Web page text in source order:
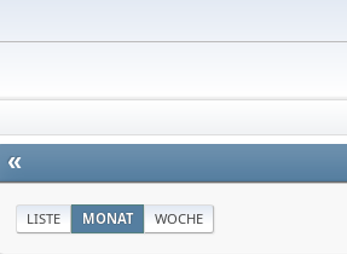
«
LISTE MONAT WOCHE